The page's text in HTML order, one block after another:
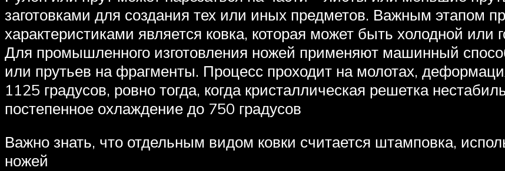
заготовками для создания тех или иных предметов. Важным этапом
характеристиками является ковка, которая может быть холодной
Для промышленного изготовления ножей применяют машинный
или прутьев на фрагменты. Процесс проходит на молотах,
1125 градусов, ровно тогда, когда кристаллическая решетка
постепенное охлаждение до 750 градусов
Важно знать, что отдельным видом ковки считается штамповка,
ножей